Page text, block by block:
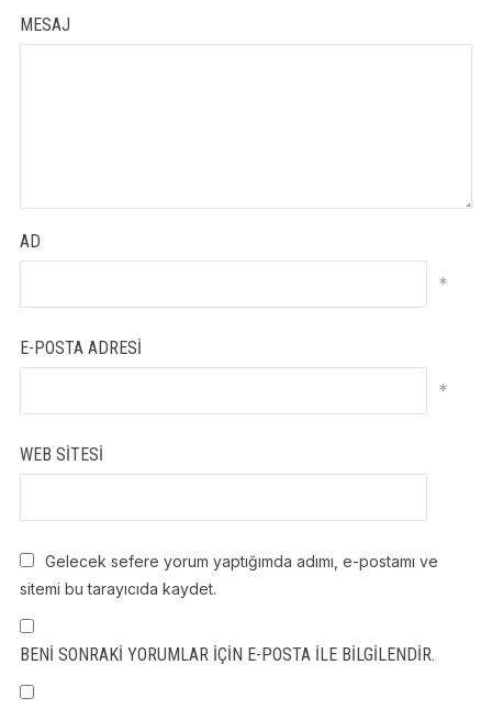
MESAJ
AD
*
E-POSTA ADRESI
*
WEB SITESI
Gelecek sefere yorum yaptığımda adımı, e-postamı ve
sitemi bu tarayıcıda kaydet.
BENI SONRAKI YORUMLAR IÇIN E-POSTA ILE BILGILENDIR.